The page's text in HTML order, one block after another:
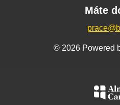
Máte
© 2026 Powered